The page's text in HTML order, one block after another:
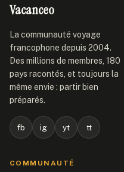
Vacanceo
La communauté voyage
francophone depuis 2004.
Des millions de membres, 180
pays racontés, et toujours la
même envie : partir bien
préparés.
fb ig yt tt
COMMUNAUTÉ